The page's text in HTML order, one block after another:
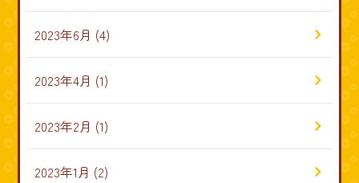
2023年6月 (4)
2023年4月 (1)
2023年2月 (1)
2023年1月 (2)